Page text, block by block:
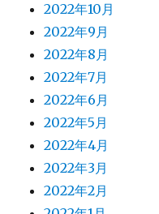
2022年10月
2022年9月
2022年8月
2022年7月
2022年6月
2022年5月
2022年4月
2022年3月
2022年2月